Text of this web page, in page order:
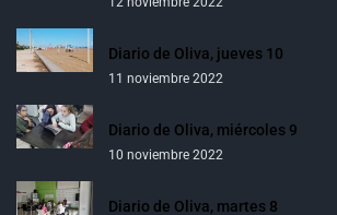
Diario de Oliva, jueves 10
11 noviembre 2022
Diario de Oliva, miércoles 9
10 noviembre 2022
Diario de Oliva, martes 8